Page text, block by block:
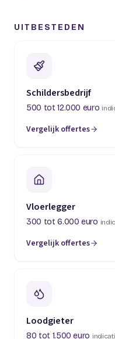
UITBESTEDEN
Schildersbedrijf
500 tot 12.000 euro
Vergelijk offertes
(opent in een nieuw
Vloerlegger
300 tot 6.000 euro
Vergelijk offertes
(opent in een nieuw
Loodgieter
80 tot 1.500 euro